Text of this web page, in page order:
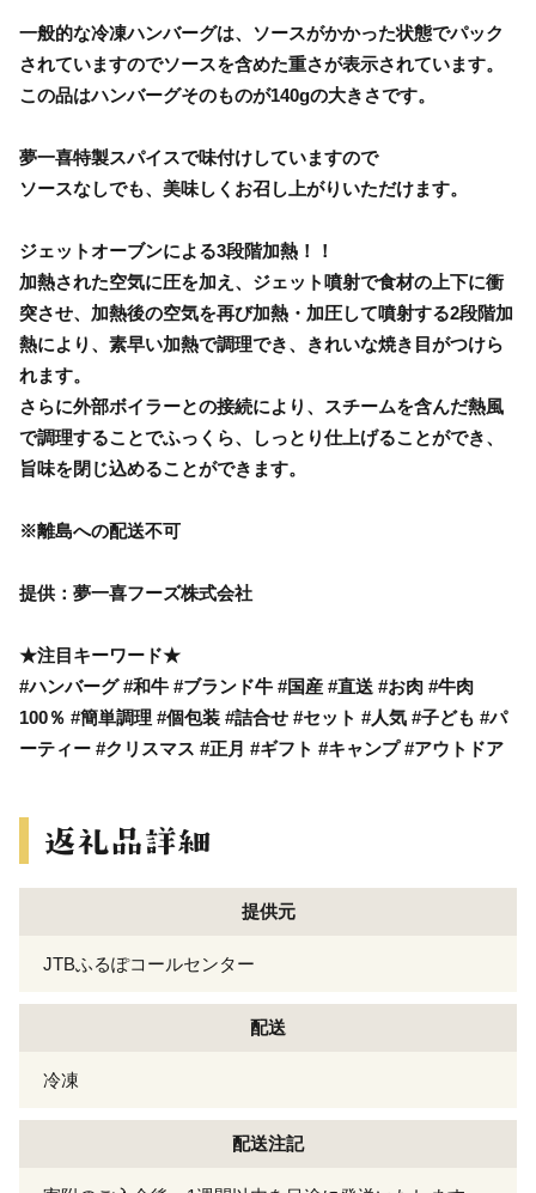
一般的な冷凍ハンバーグは、ソースがかかった状態でパック
されていますのでソースを含めた重さが表示されています。
この品はハンバーグそのものが140gの大きさです。
夢一喜特製スパイスで味付けしていますので
ソースなしでも、美味しくお召し上がりいただけます。
ジェットオーブンによる3段階加熱！！
加熱された空気に圧を加え、ジェット噴射で食材の上下に衝
突させ、加熱後の空気を再び加熱・加圧して噴射する2段階加
熱により、素早い加熱で調理でき、きれいな焼き目がつけら
れます。
さらに外部ボイラーとの接続により、スチームを含んだ熱風
で調理することでふっくら、しっとり仕上げることができ、
旨味を閉じ込めることができます。
※離島への配送不可
提供：夢一喜フーズ株式会社
★注目キーワード★
#ハンバーグ #和牛 #ブランド牛 #国産 #直送 #お肉 #牛肉
100％ #簡単調理 #個包装 #詰合せ #セット #人気 #子ども #パ
ーティー #クリスマス #正月 #ギフト #キャンプ #アウトドア
提供元
JTBふるぽコールセンター
配送
冷凍
配送注記